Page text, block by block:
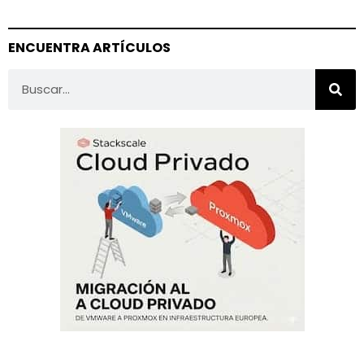
ENCUENTRA ARTÍCULOS